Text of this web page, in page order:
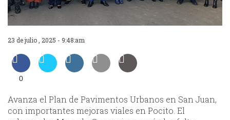
23 de julio , 2025 - 9:48:am
0
Avanza el Plan de Pavimentos Urbanos en San Juan,
con importantes mejoras viales en Pocito. El